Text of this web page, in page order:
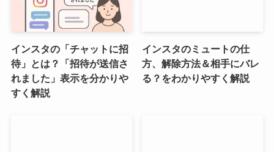
インスタの「チャットに招
待」とは？「招待が送信さ
れました」表示を分かりや
すく解説
インスタのミュートの仕
方、解除方法＆相手にバレ
る？をわかりやすく解説